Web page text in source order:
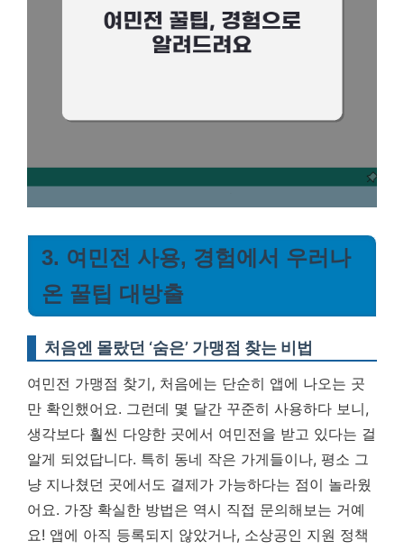
3. 여민전 사용, 경험에서 우러나
온 꿀팁 대방출
처음엔 몰랐던 ‘숨은’ 가맹점 찾는 비법
여민전 가맹점 찾기, 처음에는 단순히 앱에 나오는 곳
만 확인했어요. 그런데 몇 달간 꾸준히 사용하다 보니,
생각보다 훨씬 다양한 곳에서 여민전을 받고 있다는 걸
알게 되었답니다. 특히 동네 작은 가게들이나, 평소 그
냥 지나쳤던 곳에서도 결제가 가능하다는 점이 놀라웠
어요. 가장 확실한 방법은 역시 직접 문의해보는 거예
요! 앱에 아직 등록되지 않았거나, 소상공인 지원 정책